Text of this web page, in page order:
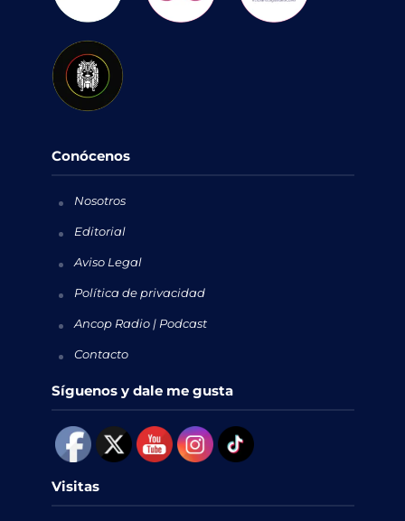
Conócenos
Nosotros
Editorial
Aviso Legal
Política de privacidad
Ancop Radio | Podcast
Contacto
Síguenos y dale me gusta
Visitas